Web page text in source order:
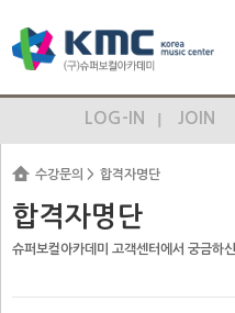
LOG-IN JOIN
수강문의 합격자명단
합격자명단
슈퍼보컬아카데미 고객센터에서 궁금하